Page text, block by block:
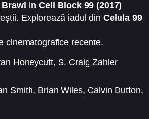
Brawl in Cell Block 99 (2017)
Explorează iadul din Celula 99
cinematografice recente.
Honeycutt, S. Craig Zahler
Smith, Brian Wiles, Calvin Dutton,